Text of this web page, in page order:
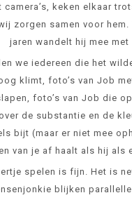
keken elkaar
zorgen samen voor
jaren wandelt hij mee met
we iedereen die het
klimt, foto’s van Job
foto’s van Job die
de substantie en de
bijt (maar er niet mee
van je af haalt als hij als
spelen is fijn. Het is
blijken